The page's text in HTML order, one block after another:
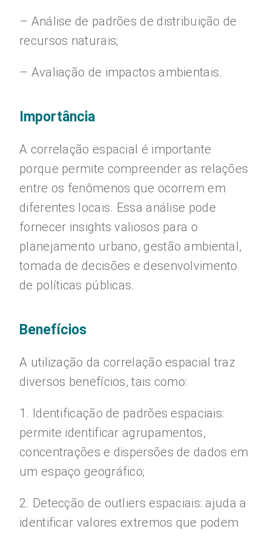
– Análise de padrões de distribuição de
recursos naturais;
– Avaliação de impactos ambientais.
Importância
A correlação espacial é importante
porque permite compreender as relações
entre os fenômenos que ocorrem em
diferentes locais. Essa análise pode
fornecer insights valiosos para o
planejamento urbano, gestão ambiental,
tomada de decisões e desenvolvimento
de políticas públicas.
Benefícios
A utilização da correlação espacial traz
diversos benefícios, tais como:
1. Identificação de padrões espaciais:
permite identificar agrupamentos,
concentrações e dispersões de dados em
um espaço geográfico;
2. Detecção de outliers espaciais: ajuda a
identificar valores extremos que podem